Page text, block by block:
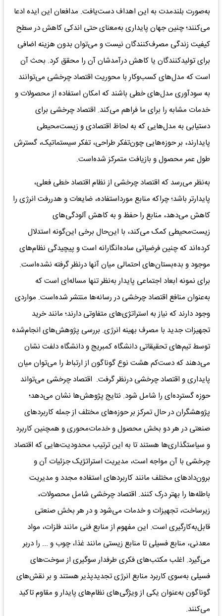
به‌صورت بلندمدت‌ به‌ این‌ اهداف‌ دست‌یافت‌. مدافعان‌ این‌ ایده‌ ادعا
می‌کنند؛‌ چنین‌ جهان‌ پایداری‌ به‌معنای‌ حتی‌ اندکی‌ کاهش‌ در سطح‌
کیفیت‌ زندگی‌ مصرف‌کنندگان‌ نیست‌ و می‌توان بدون‌ هزینه‌ اضافی‌
برای‌ تولیدکنندگان‌ یا کاهش‌ درآمدشان‌ آن را محقق‌ کرد. بحث‌ آن
است‌ که‌ مدل‌های‌ کسب‌وکار با محوریت‌ اقتصاد چرخشی‌ می‌توانند
به‌ سودآوری‌ مدل‌های‌ خطی‌ باشند که‌ امکان‌ استفاده‌ از محصولات‌ و
خدمات‌ مشابه‌ را برای‌ ما فراهم‌ می‌کند. اقتصاد چرخشی‌ برای‌
دستیابی‌ به‌ مدل‌هایی‌ که‌ به‌ لحاظ‌ اقتصادی‌ و زیست‌محیطی‌
پایدارند، بر حوزه‌هایی‌ چون‌تفکر طراحی‌، تفکر سیستماتیک‌، گسترش‌
طول‌ عمر محصول‌ و بازیافت‌ متمرکز شده‌است.
به‌‌نظر می‌رسد که‌ اقتصاد چرخشی‌ از نظام‌ اقتصاد خطی‌ فعلی‌،
پایدارتر باشد؛ چراکه منابع‌ مورد‌استفاده‌، ضایعات‌ و هدررفت‌ انرژی‌ را
کاهش‌ می‌دهد، منابع‌ را حفظ‌ و به‌ کاهش‌ آلودگی‌های‌
زیست‌محیطی‌ کمک‌ می‌کند، با این‌حال برخی‌ این‌گونه استدلال‌
کرده‌اند که‌ چنین‌ فرضیاتی‌ ساده‌انگارانه‌ است‌ و پیچیدگی‌ نظام‌های‌
موجود و بده‌بستان‌های‌ احتمالی‌ میان‌ آنها درنظر گرفته‌ نشده‌است‌.
برای‌ نمونه‌ ابعاد اجتماعی‌ پایدار‌‌ به‌نظر تنها مساله‌ای‌ است‌ که‌
به‌عنوان‌ منافع‌ اقتصاد چرخشی‌ در رسانه‌ها منتشر شده‌است. مواردی‌
وجود دارند که‌ نیاز به‌ استراتژی‌های‌ متفاوتی‌ دارند؛ مانند خرید
تجهیزات‌ جدید با مصرف‌ بهینه‌ انرژی‌. بررسی‌ پژوهش‌های‌ انجام‌شده
توسط‌ تیم‌های‌ تحقیقاتی‌ دانشگاه‌ کمبریج‌ و دانشگاه‌ دلفت‌ نشان‌
می‌دهند که‌ دست‌کم‌ هشت‌ نوع‌ گوناگون‌ از ارتباط‌ را می‌توان میان‌
پایداری‌ و اقتصاد چرخشی‌ درنظر گرفت‌. اقتصاد چرخشی‌ می‌تواند
حوزه‌ گسترده‌ای‌ را شامل‌ شود. نتایج‌ پژوهش‌ها نشان می‌دهد؛
پژوهشگران‌ در حال‌ تمرکز بر حوزه‌های‌ مختلف‌ از جمله‌ کاربردهای‌
صنعتی‌ در هر دو بخش‌ محصول‌ و خدمات‌محوری‌ و همچنین‌ کاربرد
و سیاستگذاری‌ها هستند تا به‌ این‌ ترتیب‌ محدودیت‌هایی‌ که‌ اقتصاد
چرخشی‌ با آن مواجه‌ است‌، مدیریت‌ استراتژیک‌ جزئیات‌ آن و
برون‌دادهای‌ مختلف‌ مانند کاربردهای‌ استفاده‌ مجدد و مدیریت‌
باطله‌ها را بهتر درک‌ کنند. اقتصاد چرخشی‌ شامل‌ محصولات‌،
زیرساخت‌، تجهیزات‌ و خدمات‌ می‌شود و در هر بخش‌ صنعتی‌
قابل‌به‌کارگیری‌ است‌. این‌ مفهوم‌ از منابع‌ فنی‌ مانند فلزات‌، مواد
معدنی‌، منابع‌ فسیلی تا منابع‌ زیستی مانند غذا، چوب‌ و ... را دربر
می‌گیرد. اغلب‌ مکتب‌های‌ فکری‌ طرفدار سوگیری‌ از سوخت‌های‌
فسیلی‌ به‌سوی‌ کاربرد منابع‌ انرژی‌ تجدیدپذیر هستند و بر نقش‌های‌
گوناگون‌ به‌عنوان‌ یکی‌ از ویژگی‌های‌ نظام‌های‌ پایدار و مقاوم‌ تاکید
می‌کنند.